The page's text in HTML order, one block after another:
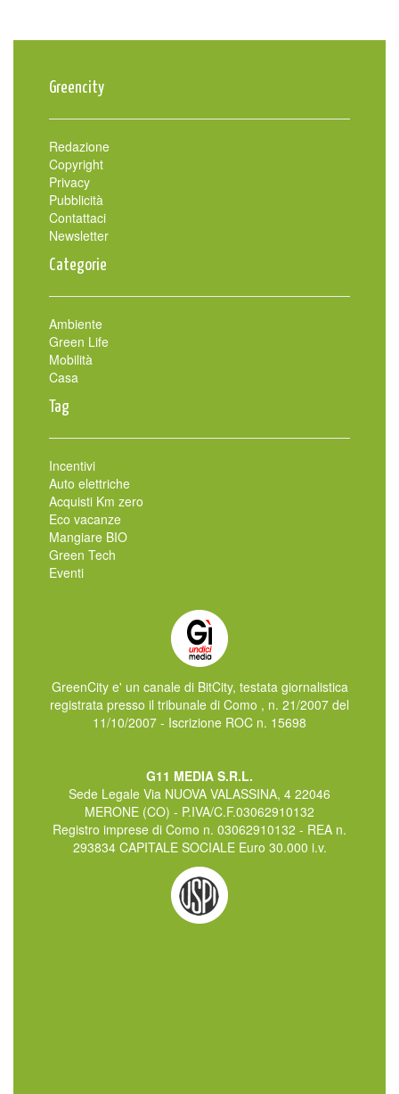
Greencity
Redazione
Copyright
Privacy
Pubblicità
Contattaci
Newsletter
Categorie
Ambiente
Green Life
Mobilità
Casa
Tag
Incentivi
Auto elettriche
Acquisti Km zero
Eco vacanze
Mangiare BIO
Green Tech
Eventi
GreenCity e' un canale di BitCity, testata giornalistica
registrata presso il tribunale di Como , n. 21/2007 del
11/10/2007 - Iscrizione ROC n. 15698
G11 MEDIA S.R.L.
Sede Legale Via NUOVA VALASSINA, 4 22046
MERONE (CO) - P.IVA/C.F.03062910132
Registro imprese di Como n. 03062910132 - REA n.
293834 CAPITALE SOCIALE Euro 30.000 i.v.